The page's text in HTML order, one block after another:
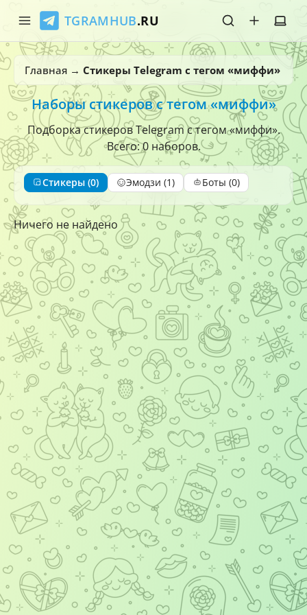
TGRAMHUB.RU
Главная
Стикеры
Эмодзи
Боты
О нас
Главная → Стикеры Telegram с тегом «миффи»
Наборы стикеров с тегом «миффи»
Подборка стикеров Telegram с тегом «миффи».
Всего: 0 наборов.
Стикеры (0) Эмодзи (1) Боты (0)
Ничего не найдено